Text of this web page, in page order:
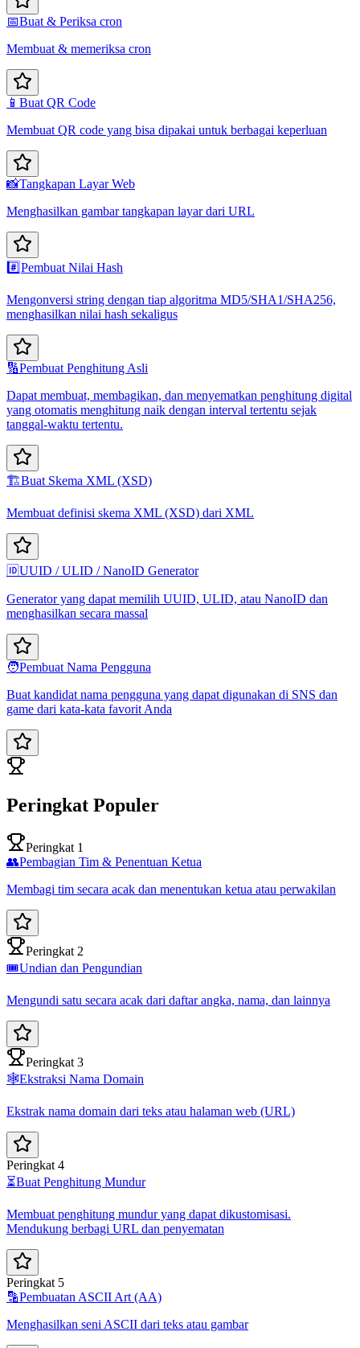
📅Buat & Periksa cron
Membuat & memeriksa cron
📱 Buat QR Code
Membuat QR code yang bisa dipakai untuk berbagai keperluan
📸Tangkapan Layar Web
Menghasilkan gambar tangkapan layar dari URL
#️⃣Pembuat Nilai Hash
Mengonversi string dengan tiap algoritma MD5/SHA1/SHA256,
menghasilkan nilai hash sekaligus
🔢Pembuat Penghitung Asli
Dapat membuat, membagikan, dan menyematkan penghitung digital
yang otomatis menghitung naik dengan interval tertentu sejak
tanggal-waktu tertentu.
🏗️Buat Skema XML (XSD)
Membuat definisi skema XML (XSD) dari XML
🆔UUID / ULID / NanoID Generator
Generator yang dapat memilih UUID, ULID, atau NanoID dan
menghasilkan secara massal
🧑Pembuat Nama Pengguna
Buat kandidat nama pengguna yang dapat digunakan di SNS dan
game dari kata-kata favorit Anda
Peringkat Populer
Peringkat 1
👥Pembagian Tim & Penentuan Ketua
Membagi tim secara acak dan menentukan ketua atau perwakilan
Peringkat 2
🎟️Undian dan Pengundian
Mengundi satu secara acak dari daftar angka, nama, dan lainnya
Peringkat 3
🕸️Ekstraksi Nama Domain
Ekstrak nama domain dari teks atau halaman web (URL)
Peringkat 4
⏳Buat Penghitung Mundur
Membuat penghitung mundur yang dapat dikustomisasi.
Mendukung berbagi URL dan penyematan
Peringkat 5
🔡Pembuatan ASCII Art (AA)
Menghasilkan seni ASCII dari teks atau gambar